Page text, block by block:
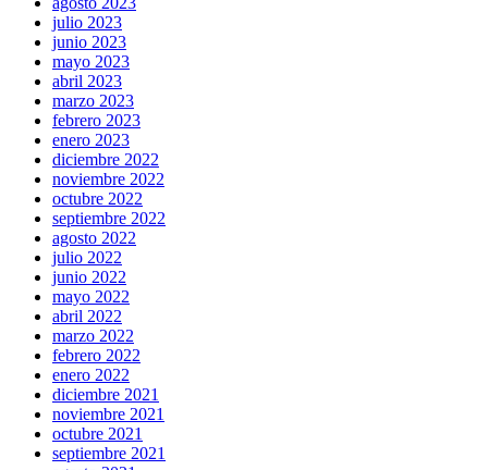
julio 2023
junio 2023
mayo 2023
abril 2023
marzo 2023
febrero 2023
enero 2023
diciembre 2022
noviembre 2022
octubre 2022
septiembre 2022
agosto 2022
julio 2022
junio 2022
mayo 2022
abril 2022
marzo 2022
febrero 2022
enero 2022
diciembre 2021
noviembre 2021
octubre 2021
septiembre 2021